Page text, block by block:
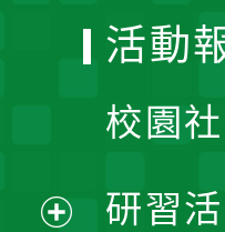
活動
校園
研習